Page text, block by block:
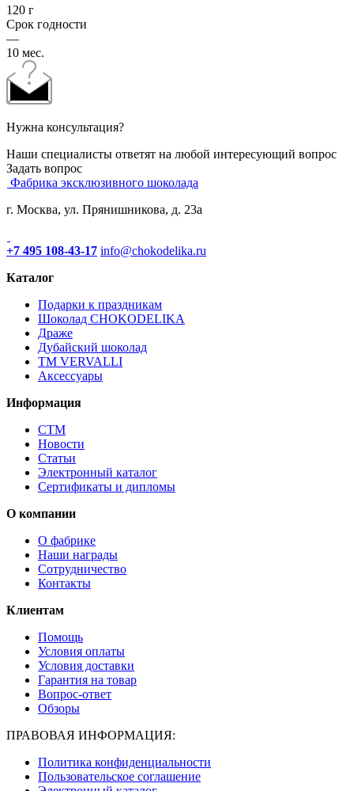
120 г
Срок годности
—
10 мес.
Нужна консультация?
Наши специалисты ответят на любой интересующий вопрос
Задать вопрос
Фабрика эксклюзивного шоколада
г. Москва, ул. Прянишникова, д. 23а
+7 495 108-43-17 info@chokodelika.ru
Каталог
Подарки к праздникам
Шоколад CHOKODELIKA
Драже
Дубайский шоколад
ТМ VERVALLI
Аксессуары
Информация
СТМ
Новости
Статьи
Электронный каталог
Сертификаты и дипломы
О компании
О фабрике
Наши награды
Сотрудничество
Контакты
Клиентам
Помощь
Условия оплаты
Условия доставки
Гарантия на товар
Вопрос-ответ
Обзоры
ПРАВОВАЯ ИНФОРМАЦИЯ:
Политика конфиденциальности
Пользовательское соглашение